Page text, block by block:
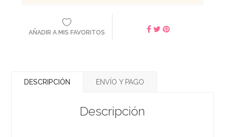
AÑADIR A MIS FAVORITOS
DESCRIPCIÓN ENVÍO Y PAGO
Descripción